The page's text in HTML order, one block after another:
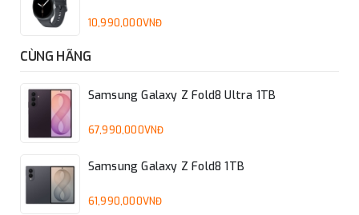
10,990,000VNĐ
CÙNG HÃNG
Samsung Galaxy Z Fold8 Ultra 1TB
67,990,000VNĐ
Samsung Galaxy Z Fold8 1TB
61,990,000VNĐ